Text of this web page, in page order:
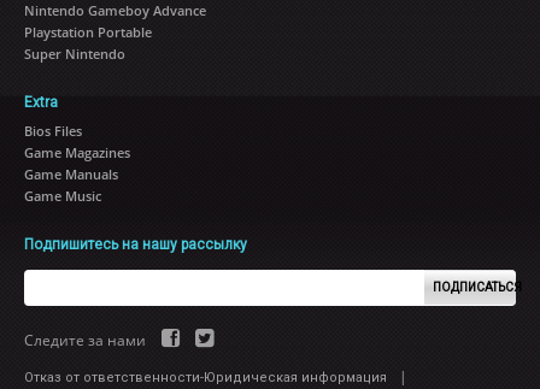
Nintendo Gameboy Advance
Playstation Portable
Super Nintendo
Extra
Bios Files
Game Magazines
Game Manuals
Game Music
Подпишитесь на нашу рассылку
ПОДПИСАТЬСЯ
Следите за нами
Отказ от ответственности-Юридическая информация
|